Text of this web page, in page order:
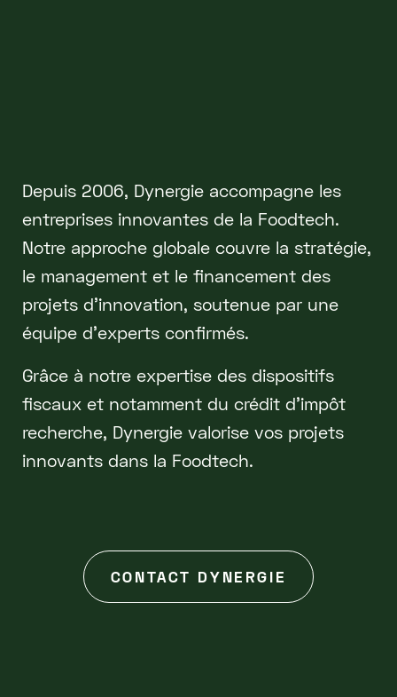
Depuis 2006, Dynergie accompagne les
entreprises innovantes de la Foodtech.
Notre approche globale couvre la stratégie,
le management et le financement des
projets d'innovation, soutenue par une
équipe d'experts confirmés.
Grâce à notre expertise des dispositifs
fiscaux et notamment du crédit d'impôt
recherche, Dynergie valorise vos projets
innovants dans la Foodtech.
CONTACT DYNERGIE